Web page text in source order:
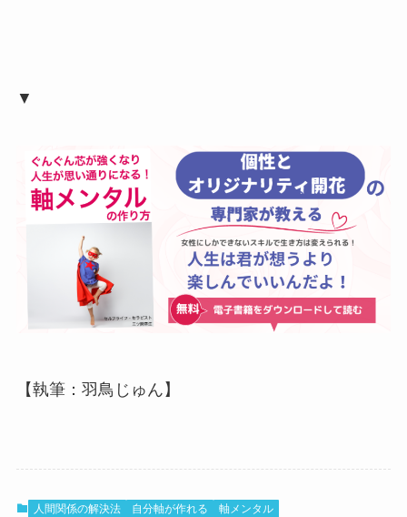
▼
【執筆：羽鳥じゅん】
人間関係の解決法 自分軸が作れる
軸メンタル